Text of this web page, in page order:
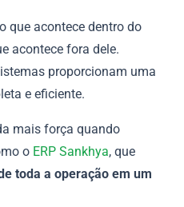
que acontece dentro do
acontece fora dele.
proporcionam uma
e eficiente.
mais força quando
o ERP Sankhya, que
toda a operação em um